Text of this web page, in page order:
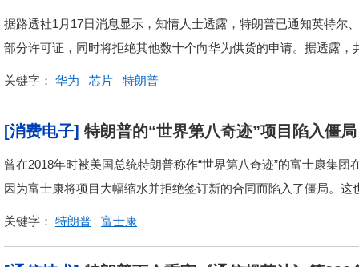
据路透社1月17日消息显示，知情人士透露，特朗普已通知英特尔
部分许可证，同时将拒绝其他数十个向华为供货的申请。据透露
关键字： 华为 芯片 特朗普
[消费电子] 特朗普的“世界第八奇迹”项目陷入僵
曾在2018年时被美国总统特朗普称作“世界第八奇迹”的富士康集
因为富士康将项目大幅缩水并拒绝签订新的合同而陷入了僵局。
关键字： 特朗普 富士康